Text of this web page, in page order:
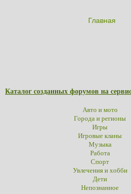
Главная
Каталог созданных форумов на
Авто и мото
Города и регионы
Игры
Игровые кланы
Музыка
Работа
Спорт
Увлечения и хобби
Дети
Непознанное